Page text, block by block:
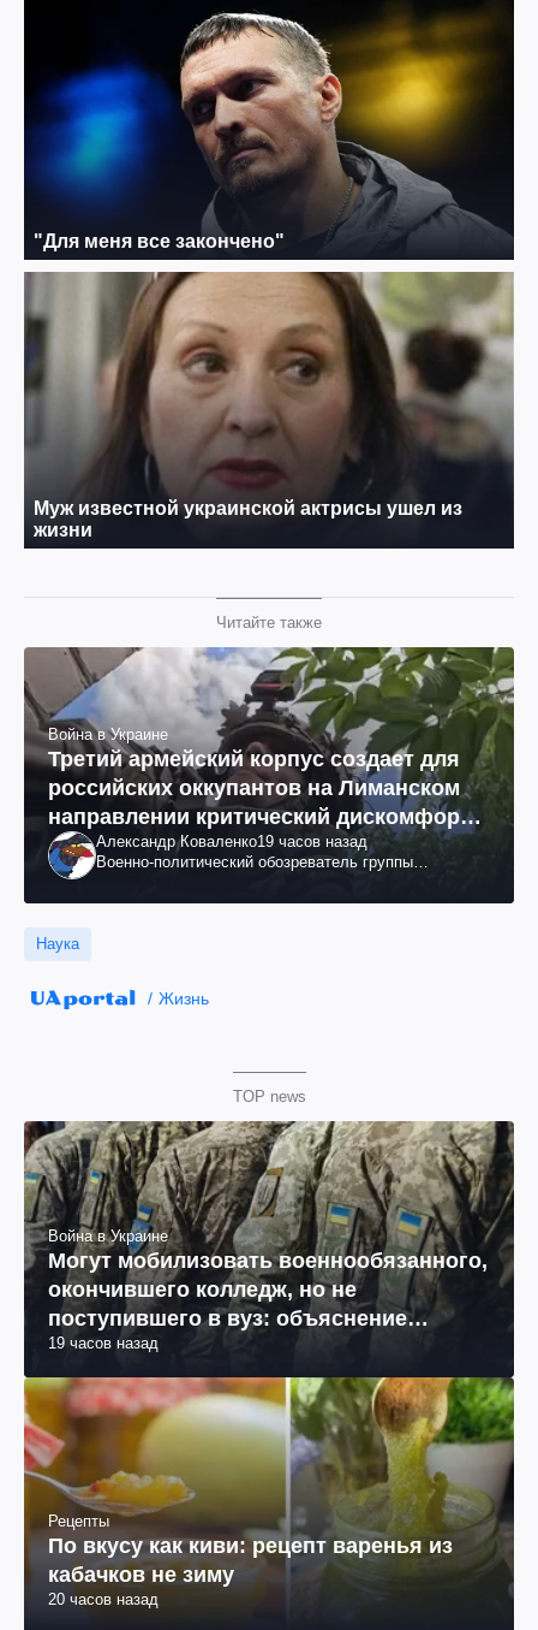
Читайте также
Война в Украине
Третий армейский корпус создает для
российских оккупантов на Лиманском
направлении критический дискомфорт:
как это удалось
Александр Коваленко19 часов назад
Военно-политический обозреватель группы
Наука
Жизнь
TOP news
Война в Украине
Могут мобилизовать военнообязанного,
окончившего колледж, но не
поступившего в вуз: объяснение
юриста
19 часов назад
Рецепты
По вкусу как киви: рецепт варенья из
кабачков не зиму
20 часов назад